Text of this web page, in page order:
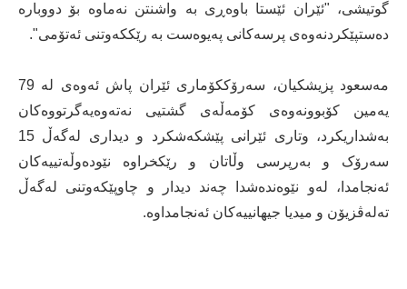
گوتیشی، "ئێران ئێستا باوەڕی بە واشنتن نەماوە بۆ دووبارە
دەستپێکردنەوەی پرسەکانی پەیوەست بە رێککەوتنی ئەتۆمی".
مەسعود پزیشکیان، سەرۆککۆماری ئێران پاش ئەوەى لە 79
یەمین کۆبوونەوەی کۆمەڵەی گشتیی نەتەوەیەگرتووەکان
بەشداریکرد، وتاری ئێرانی پێشکەشکرد و دیداری لەگەڵ 15
سەرۆک و بەرپرسی وڵاتان و رێکخراوە نێودەوڵەتییەکان
ئەنجامدا، لەو نێوەندەشدا چەند دیدار و چاوپێکەوتنی لەگەڵ
تەلەڤزیۆن و میدیا جیهانییەکان ئەنجامداوە.